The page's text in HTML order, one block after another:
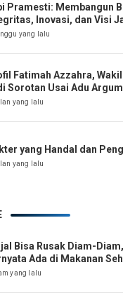
Pramesti: Membangun
Inovasi, dan Visi
yang lalu
Fatimah Azzahra, Wakil
Sorotan Usai Adu
yang lalu
yang Handal dan
yang lalu
Bisa Rusak Diam-
Ada di Makanan
yang lalu